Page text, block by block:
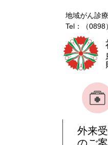
地域がん診
Tel：（0898
外来